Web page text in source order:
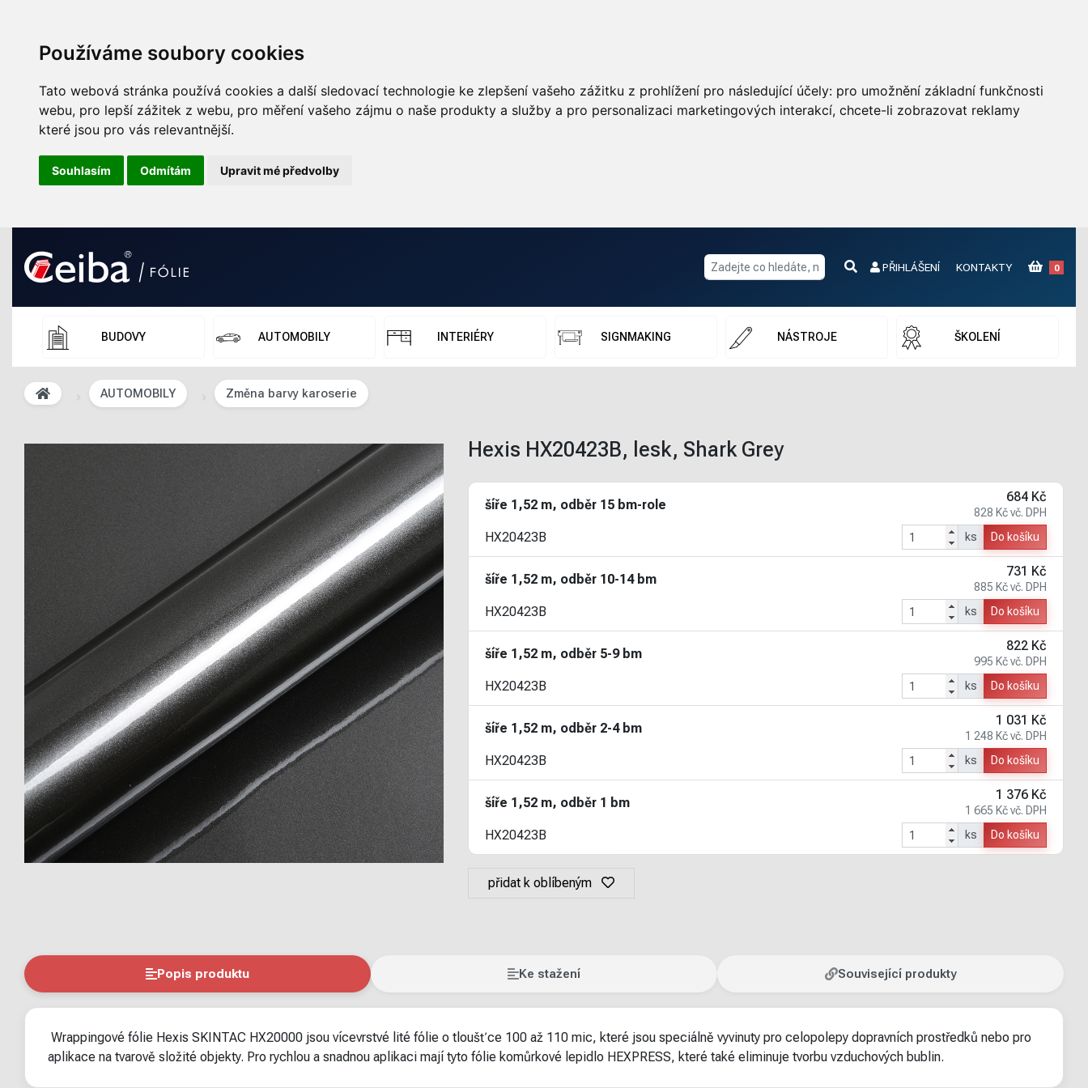
Používáme soubory cookies
Tato webová stránka používá cookies a další sledovací technologie ke zlepšení vašeho zážitku z prohlížení pro následující účely: pro umožnění základní funkčnosti
webu, pro lepší zážitek z webu, pro měření vašeho zájmu o naše produkty a služby a pro personalizaci marketingových interakcí, chcete-li zobrazovat reklamy
které jsou pro vás relevantnější.
Souhlasím Odmítám Upravit mé předvolby
PŘIHLÁŠENÍ KONTAKTY 0
BUDOVY AUTOMOBILY INTERIÉRY SIGNMAKING NÁSTROJE ŠKOLENÍ
AUTOMOBILY Změna barvy karoserie
Hexis HX20423B, lesk, Shark Grey
šíře 1,52 m, odběr 15 bm-role
684 Kč
828 Kč vč. DPH
HX20423B ks Do košíku
šíře 1,52 m, odběr 10-14 bm
731 Kč
885 Kč vč. DPH
HX20423B ks Do košíku
šíře 1,52 m, odběr 5-9 bm
822 Kč
995 Kč vč. DPH
HX20423B ks Do košíku
šíře 1,52 m, odběr 2-4 bm
1 031 Kč
1 248 Kč vč. DPH
HX20423B ks Do košíku
šíře 1,52 m, odběr 1 bm
1 376 Kč
1 665 Kč vč. DPH
HX20423B ks Do košíku
přidat k oblíbeným
Popis produktu Ke stažení Související produkty
Wrappingové fólie Hexis SKINTAC HX20000 jsou vícevrstvé lité fólie o tloušťce 100 až 110 mic, které jsou speciálně vyvinuty pro celopolepy dopravních prostředků nebo pro
aplikace na tvarově složité objekty. Pro rychlou a snadnou aplikaci mají tyto fólie komůrkové lepidlo HEXPRESS, které také eliminuje tvorbu vzduchových bublin.